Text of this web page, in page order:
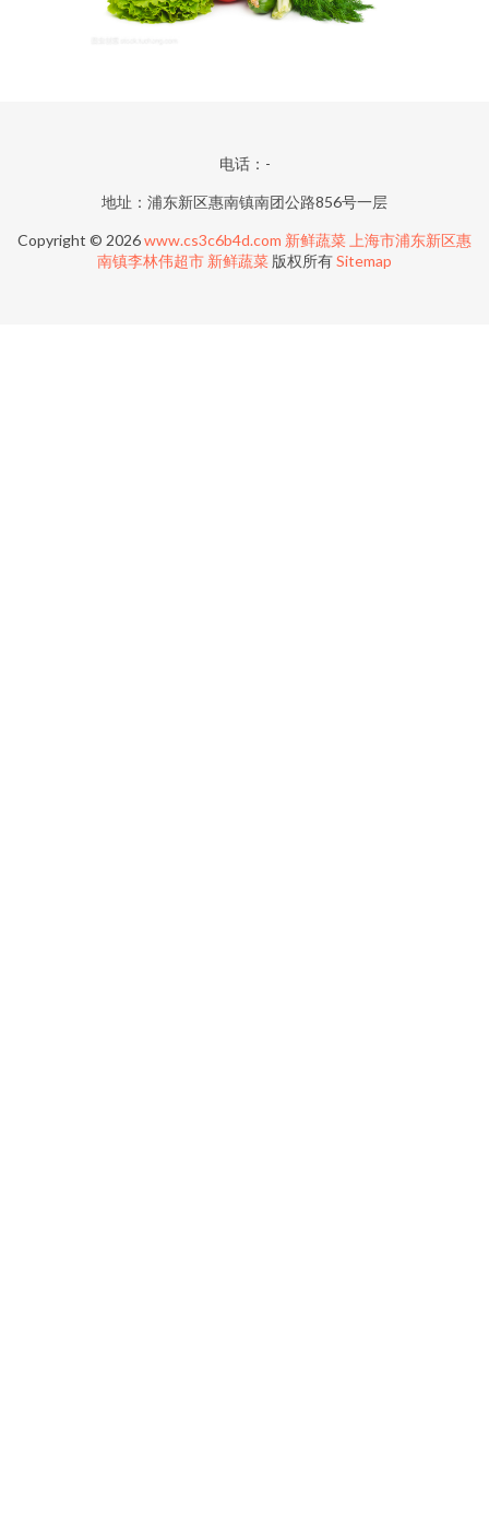
电话：-
地址：浦东新区惠南镇南团公路856号一层
Copyright © 2026www.cs3c6b4d.com 新鲜蔬菜 上海市浦东新区惠
南镇李林伟超市 新鲜蔬菜 版权所有Sitemap